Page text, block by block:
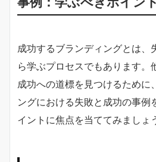
成功するブランディングとは、
ら学ぶプロセスでもあります。
成功への道標を見つけるために
ングにおける失敗と成功の事例
イントに焦点を当ててみましょ